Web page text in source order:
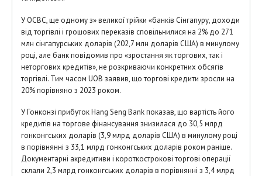
У OCBC, ще одному з» великої трійки «банків Сінгапуру, доходи
від торгівлі і грошових переказів сповільнилися на 2% до 271
млн сінгапурських доларів (202,7 млн доларів США) в минулому
році, але банк повідомив про «зростання як торгових, так і
неторгових кредитів», не розкриваючи конкретних обсягів
торгівлі. Тим часом UOB заявив, що торгові кредити зросли на
20% порівняно з 2023 роком.
У Гонконзі прибуток Hang Seng Bank показав, що вартість його
кредитів на торгове фінансування знизилася до 30,5 млрд
гонконгських доларів (3,9 млрд доларів США) в минулому році
в порівнянні з 33,1 млрд гонконгських доларів роком раніше.
Документарні акредитиви і короткострокові торгові операції
склали 2,3 млрд гонконгських доларів в порівнянні з 3,4 млрд